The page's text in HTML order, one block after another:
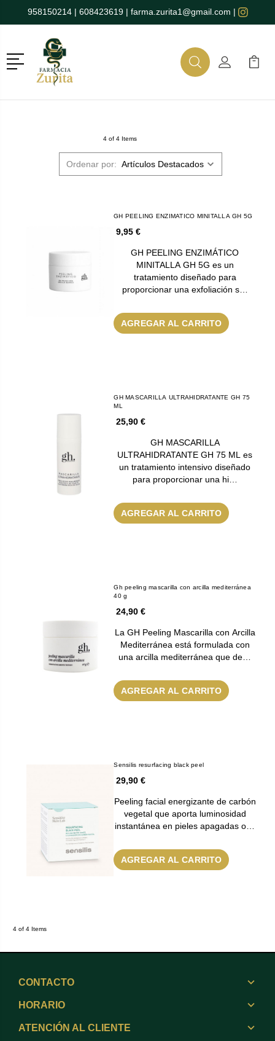
958150214| 608423619| farma.zurita1@gmail.com |
Menú
BuscarMi Cuenta
Mi
4 of 4 Items
Ordenar por:
GH PEELING ENZIMATICO MINITALLA GH 5G
9,95 €
GH PEELING ENZIMÁTICO
MINITALLA GH 5G es un
tratamiento diseñado para
proporcionar una exfoliación s…
AGREGAR AL CARRITO
GH MASCARILLA ULTRAHIDRATANTE GH 75
ML
25,90 €
GH MASCARILLA
ULTRAHIDRATANTE GH 75 ML es
un tratamiento intensivo diseñado
para proporcionar una hi…
AGREGAR AL CARRITO
Gh peeling mascarilla con arcilla mediterránea
40 g
24,90 €
La GH Peeling Mascarilla con Arcilla
Mediterránea está formulada con
una arcilla mediterránea que de…
AGREGAR AL CARRITO
Sensilis resurfacing black peel
29,90 €
Peeling facial energizante de carbón
vegetal que aporta luminosidad
instantánea en pieles apagadas o…
AGREGAR AL CARRITO
4 of 4 Items
CONTACTO
HORARIO
ATENCIÓN AL CLIENTE